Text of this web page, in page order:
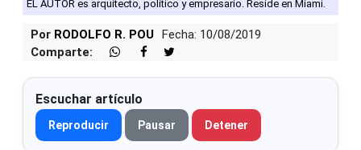
EL AUTOR es arquitecto, político y empresario. Reside en Miami.
Por RODOLFO R. POU Fecha: 10/08/2019
Comparte:
Escuchar artículo
Reproducir Pausar Detener